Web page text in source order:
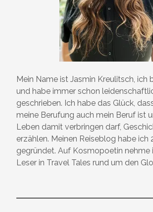
Mein Name ist Jasmin Kreulitsch, ich
und habe immer schon
geschrieben. Ich habe das Glück,
meine Berufung auch mein Beruf ist
Leben damit verbringen darf,
erzählen. Meinen Reiseblog habe ich
gegründet. Auf Kosmopoetin nehme
Leser in Travel Tales rund um den